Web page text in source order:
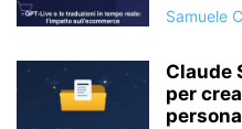
Samuele
Claude
per